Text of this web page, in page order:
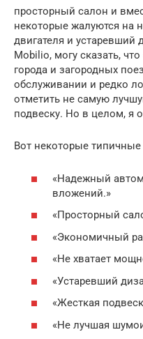
просторный салон и
некоторые жалуются на
двигателя и устаревший
Mobilio, могу сказать,
города и загородных
обслуживании и редко
отметить не самую
подвеску. Но в целом, я
Вот некоторые
«Надежный
вложений.»
«Просторный
«Экономичный
«Не хватает
«Устаревший
«Жесткая
«Не лучшая